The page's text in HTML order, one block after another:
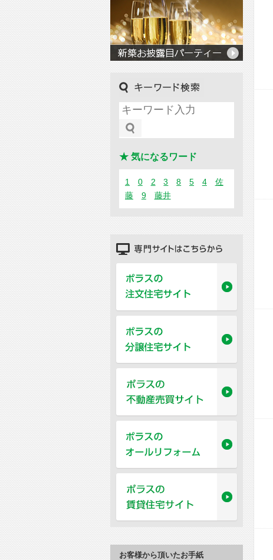
★ 気になるワード
1 0 2 3 8 5 4
佐
藤
9 藤井
お客様から頂いたお手紙